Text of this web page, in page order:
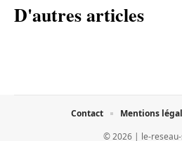
D'autres articles
© 2026 | le-
Contact Mentions